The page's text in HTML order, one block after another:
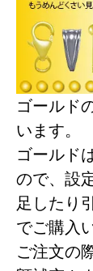
ゴールド
います。
ゴールド
ので、設
足したり
でご購入
ご注文の